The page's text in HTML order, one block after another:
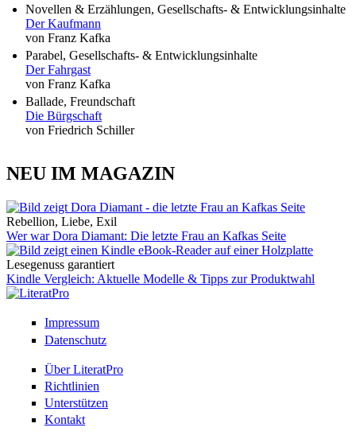
Novellen & Erzählungen, Gesellschafts- & Entwicklungsinhalte
Der Kaufmann
von Franz Kafka
Parabel, Gesellschafts- & Entwicklungsinhalte
Der Fahrgast
von Franz Kafka
Ballade, Freundschaft
Die Bürgschaft
von Friedrich Schiller
NEU IM MAGAZIN
Rebellion, Liebe, Exil
Wer war Dora Diamant: Die letzte Frau an Kafkas Seite
Lesegenuss garantiert
Kindle Vergleich: Aktuelle Modelle & Tipps zur Produktwahl
Impressum
Datenschutz
Über LiteratPro
Richtlinien
Unterstützen
Kontakt